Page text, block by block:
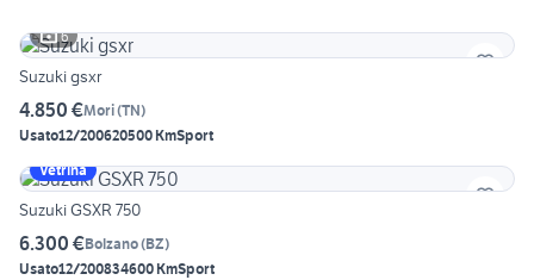
6
Suzuki gsxr
4.850 €Mori(TN)
Usato12/200620500 KmSport
Vetrina
Suzuki GSXR 750
6.300 €Bolzano(BZ)
Usato12/200834600 KmSport